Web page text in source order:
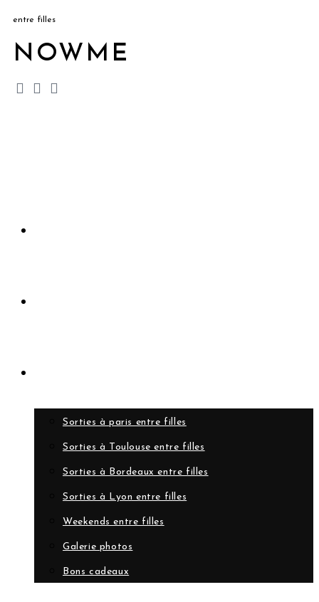
entre filles
NOWME
Sorties à paris entre filles
Sorties à Toulouse entre filles
Sorties à Bordeaux entre filles
Sorties à Lyon entre filles
Weekends entre filles
Galerie photos
Bons cadeaux